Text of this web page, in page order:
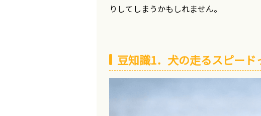
りしてしまうかもしれません。
豆知識1．犬の走るスピード